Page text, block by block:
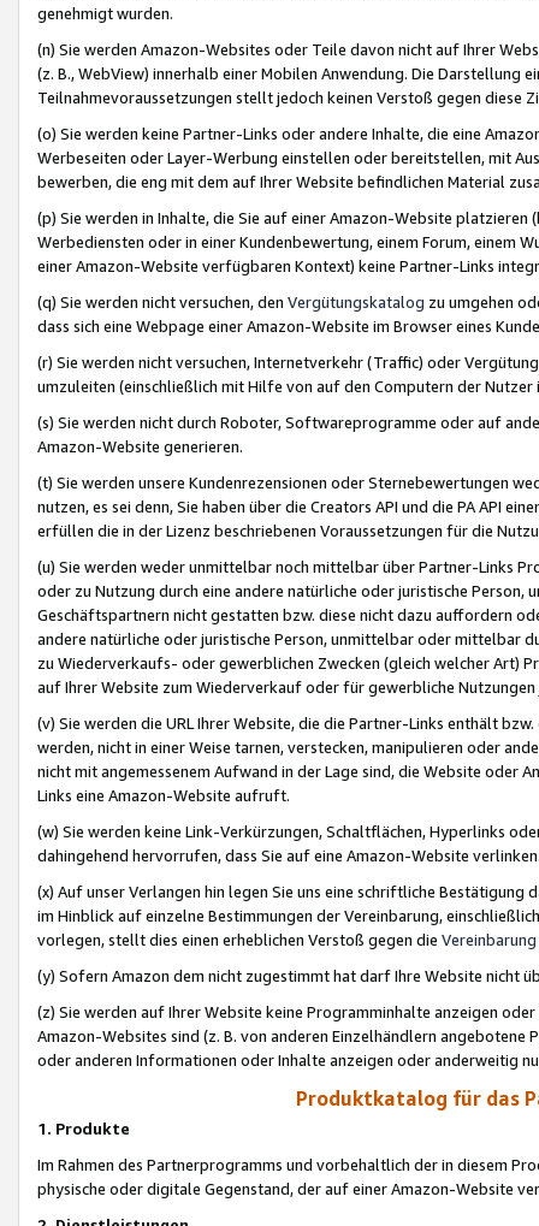
genehmigt wurden.
(n) Sie werden Amazon-Websites oder Teile davon nicht auf Ihrer
(z. B., WebView) innerhalb einer Mobilen Anwendung. Die Darstellung
Teilnahmevoraussetzungen stellt jedoch keinen Verstoß gegen diese
(o) Sie werden keine Partner-Links oder andere Inhalte, die eine
Werbeseiten oder Layer-Werbung einstellen oder bereitstellen, mit
bewerben, die eng mit dem auf Ihrer Website befindlichen Material
(p) Sie werden in Inhalte, die Sie auf einer Amazon-Website
Werbediensten oder in einer Kundenbewertung, einem Forum, einem
einer Amazon-Website verfügbaren Kontext) keine Partner-Links
(q) Sie werden nicht versuchen, den Vergütungskatalog zu umgehen
dass sich eine Webpage einer Amazon-Website im Browser eines
(r) Sie werden nicht versuchen, Internetverkehr (Traffic) oder
umzuleiten (einschließlich mit Hilfe von auf den Computern der
(s) Sie werden nicht durch Roboter, Softwareprogramme oder auf
Amazon-Website generieren.
(t) Sie werden unsere Kundenrezensionen oder Sternebewertungen
nutzen, es sei denn, Sie haben über die Creators API und die PA API
erfüllen die in der Lizenz beschriebenen Voraussetzungen für die
(u) Sie werden weder unmittelbar noch mittelbar über Partner-Links
oder zu Nutzung durch eine andere natürliche oder juristische
Geschäftspartnern nicht gestatten bzw. diese nicht dazu auffordern
andere natürliche oder juristische Person, unmittelbar oder mittelbar
zu Wiederverkaufs- oder gewerblichen Zwecken (gleich welcher Art)
auf Ihrer Website zum Wiederverkauf oder für gewerbliche
(v) Sie werden die URL Ihrer Website, die die Partner-Links enthält
werden, nicht in einer Weise tarnen, verstecken, manipulieren oder
nicht mit angemessenem Aufwand in der Lage sind, die Website oder
Links eine Amazon-Website aufruft.
(w) Sie werden keine Link-Verkürzungen, Schaltflächen, Hyperlinks
dahingehend hervorrufen, dass Sie auf eine Amazon-Website
(x) Auf unser Verlangen hin legen Sie uns eine schriftliche
im Hinblick auf einzelne Bestimmungen der Vereinbarung,
vorlegen, stellt dies einen erheblichen Verstoß gegen die Vereinbarung
(y) Sofern Amazon dem nicht zugestimmt hat darf Ihre Website nicht
(z) Sie werden auf Ihrer Website keine Programminhalte anzeigen
Amazon-Websites sind (z. B. von anderen Einzelhändlern
oder anderen Informationen oder Inhalte anzeigen oder anderweitig
Produktkatalog für das
1. Produkte
Im Rahmen des Partnerprogramms und vorbehaltlich der in diesem
physische oder digitale Gegenstand, der auf einer Amazon-Website